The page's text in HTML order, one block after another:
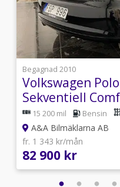
Begagnad 2010
Volkswagen
Sekventiell
15 200 mil Bensin
A&A Bilmäklarna AB
fr. 1 343 kr/mån
82 900 kr